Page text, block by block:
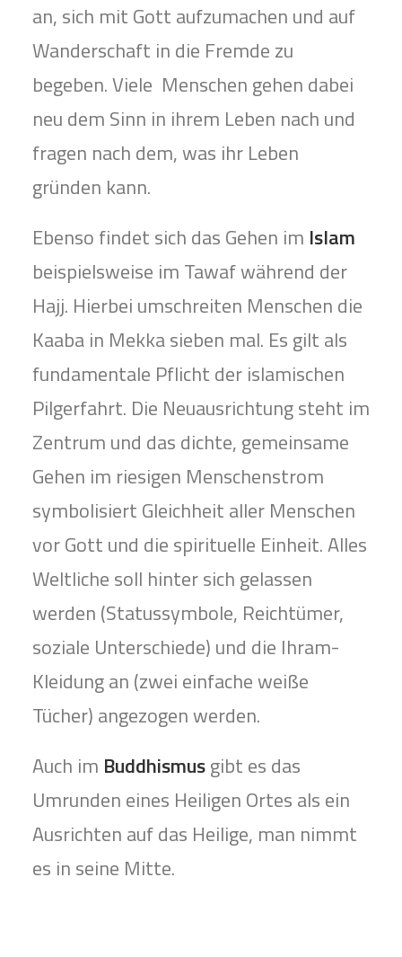
an, sich mit Gott aufzumachen und auf
Wanderschaft in die Fremde zu
begeben. Viele Menschen gehen dabei
neu dem Sinn in ihrem Leben nach und
fragen nach dem, was ihr Leben
gründen kann.
Ebenso findet sich das Gehen im Islam
beispielsweise im Tawaf während der
Hajj. Hierbei umschreiten Menschen die
Kaaba in Mekka sieben mal. Es gilt als
fundamentale Pflicht der islamischen
Pilgerfahrt. Die Neuausrichtung steht im
Zentrum und das dichte, gemeinsame
Gehen im riesigen Menschenstrom
symbolisiert Gleichheit aller Menschen
vor Gott und die spirituelle Einheit. Alles
Weltliche soll hinter sich gelassen
werden (Statussymbole, Reichtümer,
soziale Unterschiede) und die Ihram-
Kleidung an (zwei einfache weiße
Tücher) angezogen werden.
Auch im Buddhismusgibt es das
Umrunden eines Heiligen Ortes als ein
Ausrichten auf das Heilige, man nimmt
es in seine Mitte.